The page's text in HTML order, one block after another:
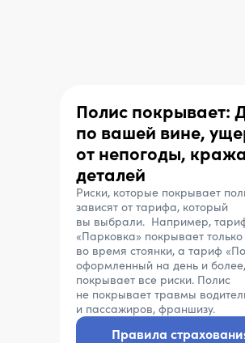
Полис покрывает:
по вашей вине,
от непогоды, кража
деталей
Риски, которые покрывает
зависят от тарифа, который
вы выбрали. Например,
«Парковка» покрывает
во время стоянки, а тариф
оформленный на день и более,
покрывает все риски. Полис
не покрывает травмы
и пассажиров, франшизу.
Правила